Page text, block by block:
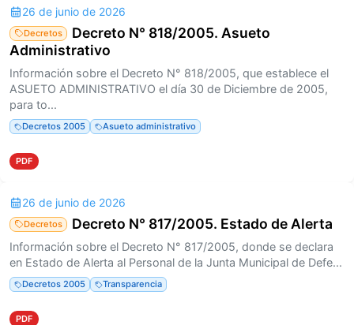
26 de junio de 2026
Decretos
Decreto N° 818/2005. Asueto
Administrativo
Información sobre el Decreto N° 818/2005, que establece el
ASUETO ADMINISTRATIVO el día 30 de Diciembre de 2005,
para to...
Decretos 2005 Asueto administrativo
PDF
26 de junio de 2026
Decretos Decreto N° 817/2005. Estado de Alerta
Información sobre el Decreto N° 817/2005, donde se declara
en Estado de Alerta al Personal de la Junta Municipal de Defe...
Decretos 2005 Transparencia
PDF